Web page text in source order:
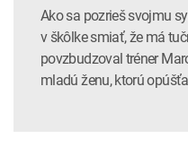
Ako sa pozrieš svojmu
v škôlke smiať, že má
povzbudzoval tréner
mladú ženu, ktorú